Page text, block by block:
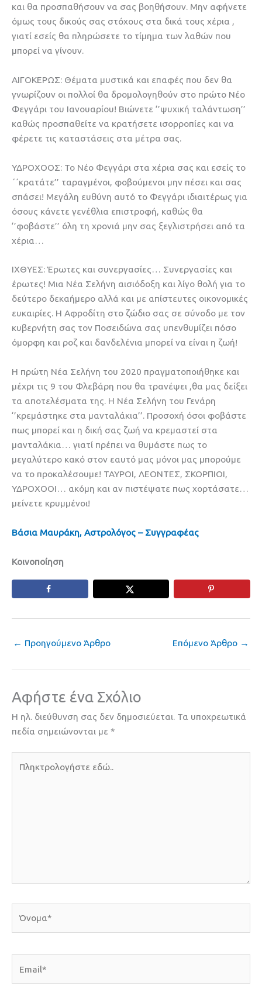
και θα προσπαθήσουν να σας βοηθήσουν. Μην αφήνετε
όμως τους δικούς σας στόχους στα δικά τους χέρια ,
γιατί εσείς θα πληρώσετε το τίμημα των λαθών που
μπορεί να γίνουν.
ΑΙΓΟΚΕΡΩΣ: Θέματα μυστικά και επαφές που δεν θα
γνωρίζουν οι πολλοί θα δρομολογηθούν στο πρώτο Νέο
Φεγγάρι του Ιανουαρίου! Βιώνετε ‘’ψυχική ταλάντωση’’
καθώς προσπαθείτε να κρατήσετε ισορροπίες και να
φέρετε τις καταστάσεις στα μέτρα σας.
ΥΔΡΟΧΟΟΣ: Το Νέο Φεγγάρι στα χέρια σας και εσείς το
΄΄κρατάτε’’ ταραγμένοι, φοβούμενοι μην πέσει και σας
σπάσει! Μεγάλη ευθύνη αυτό το Φεγγάρι ιδιαιτέρως για
όσους κάνετε γενέθλια επιστροφή, καθώς θα
‘’φοβάστε’’ όλη τη χρονιά μην σας ξεγλιστρήσει από τα
χέρια…
ΙΧΘΥΕΣ: Έρωτες και συνεργασίες… Συνεργασίες και
έρωτες! Μια Νέα Σελήνη αισιόδοξη και λίγο θολή για το
δεύτερο δεκαήμερο αλλά και με απίστευτες οικονομικές
ευκαιρίες. Η Αφροδίτη στο ζώδιο σας σε σύνοδο με τον
κυβερνήτη σας τον Ποσειδώνα σας υπενθυμίζει πόσο
όμορφη και ροζ και δανδελένια μπορεί να είναι η ζωή!
Η πρώτη Νέα Σελήνη του 2020 πραγματοποιήθηκε και
μέχρι τις 9 του Φλεβάρη που θα τρανέψει ,θα μας δείξει
τα αποτελέσματα της. Η Νέα Σελήνη του Γενάρη
‘’κρεμάστηκε στα μανταλάκια’’. Προσοχή όσοι φοβάστε
πως μπορεί και η δική σας ζωή να κρεμαστεί στα
μανταλάκια… γιατί πρέπει να θυμάστε πως το
μεγαλύτερο κακό στον εαυτό μας μόνοι μας μπορούμε
να το προκαλέσουμε! ΤΑΥΡΟΙ, ΛΕΟΝΤΕΣ, ΣΚΟΡΠΙΟΙ,
ΥΔΡΟΧΟΟΙ… ακόμη και αν πιστέψατε πως χορτάσατε…
μείνετε κρυμμένοι!
Βάσια Μαυράκη, Αστρολόγος – Συγγραφέας
Κοινοποίηση
← Προηγούμενο Άρθρο Επόμενο Άρθρο →
Αφήστε ένα Σχόλιο
Η ηλ. διεύθυνση σας δεν δημοσιεύεται. Τα υποχρεωτικά
πεδία σημειώνονται με *
εδώ..